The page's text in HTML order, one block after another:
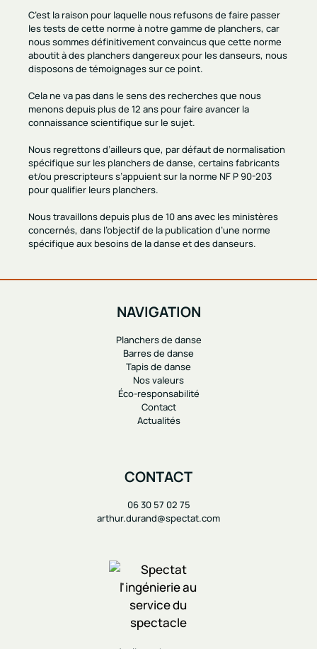
C’est la raison pour laquelle nous refusons de faire passer
les tests de cette norme à notre gamme de planchers, car
nous sommes définitivement convaincus que cette norme
aboutit à des planchers dangereux pour les danseurs, nous
disposons de témoignages sur ce point.
Cela ne va pas dans le sens des recherches que nous
menons depuis plus de 12 ans pour faire avancer la
connaissance scientifique sur le sujet.
Nous regrettons d’ailleurs que, par défaut de normalisation
spécifique sur les planchers de danse, certains fabricants
et/ou prescripteurs s’appuient sur la norme NF P 90-203
pour qualifier leurs planchers.
Nous travaillons depuis plus de 10 ans avec les ministères
concernés, dans l’objectif de la publication d’une norme
spécifique aux besoins de la danse et des danseurs.
NAVIGATION
Planchers de danse
Barres de danse
Tapis de danse
Nos valeurs
Éco-responsabilité
Contact
Actualités
CONTACT
06 30 57 02 75
arthur.durand@spectat.com